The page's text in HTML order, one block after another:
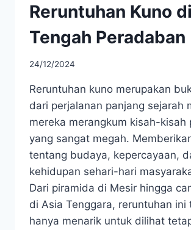
Reruntuhan Kuno di
Tengah Peradaban
24/12/2024
Reruntuhan kuno merupakan
dari perjalanan panjang sejarah
mereka merangkum kisah-kisah
yang sangat megah.
tentang budaya, kepercayaan,
kehidupan sehari-hari
Dari piramida di Mesir hingga
di Asia Tenggara, reruntuhan ini
hanya menarik untuk dilihat